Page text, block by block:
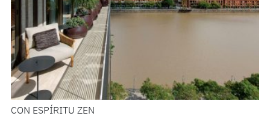
CON ESPÍRITU ZEN